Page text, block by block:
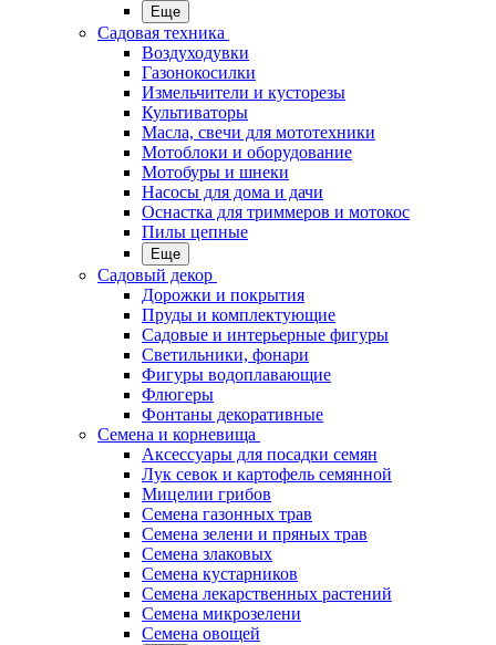
Еще
Садовая техника
Воздуходувки
Газонокосилки
Измельчители и кусторезы
Культиваторы
Масла, свечи для мототехники
Мотоблоки и оборудование
Мотобуры и шнеки
Насосы для дома и дачи
Оснастка для триммеров и мотокос
Пилы цепные
Еще
Садовый декор
Дорожки и покрытия
Пруды и комплектующие
Садовые и интерьерные фигуры
Светильники, фонари
Фигуры водоплавающие
Флюгеры
Фонтаны декоративные
Семена и корневища
Аксессуары для посадки семян
Лук севок и картофель семянной
Мицелии грибов
Семена газонных трав
Семена зелени и пряных трав
Семена злаковых
Семена кустарников
Семена лекарственных растений
Семена микрозелени
Семена овощей